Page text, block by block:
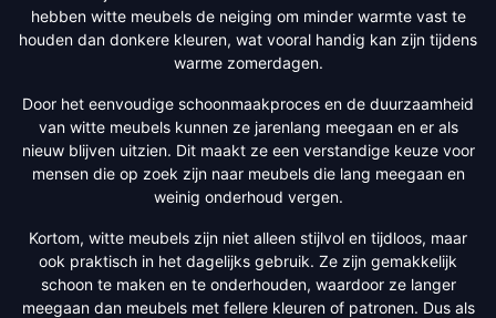
hebben witte meubels de neiging om minder warmte vast te
houden dan donkere kleuren, wat vooral handig kan zijn tijdens
warme zomerdagen.
Door het eenvoudige schoonmaakproces en de duurzaamheid
van witte meubels kunnen ze jarenlang meegaan en er als
nieuw blijven uitzien. Dit maakt ze een verstandige keuze voor
mensen die op zoek zijn naar meubels die lang meegaan en
weinig onderhoud vergen.
Kortom, witte meubels zijn niet alleen stijlvol en tijdloos, maar
ook praktisch in het dagelijks gebruik. Ze zijn gemakkelijk
schoon te maken en te onderhouden, waardoor ze langer
meegaan dan meubels met fellere kleuren of patronen. Dus als